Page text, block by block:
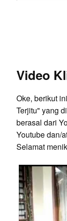
Video
Oke, berikut
Terjitu" yang
berasal dari
Youtube dan/
Selamat